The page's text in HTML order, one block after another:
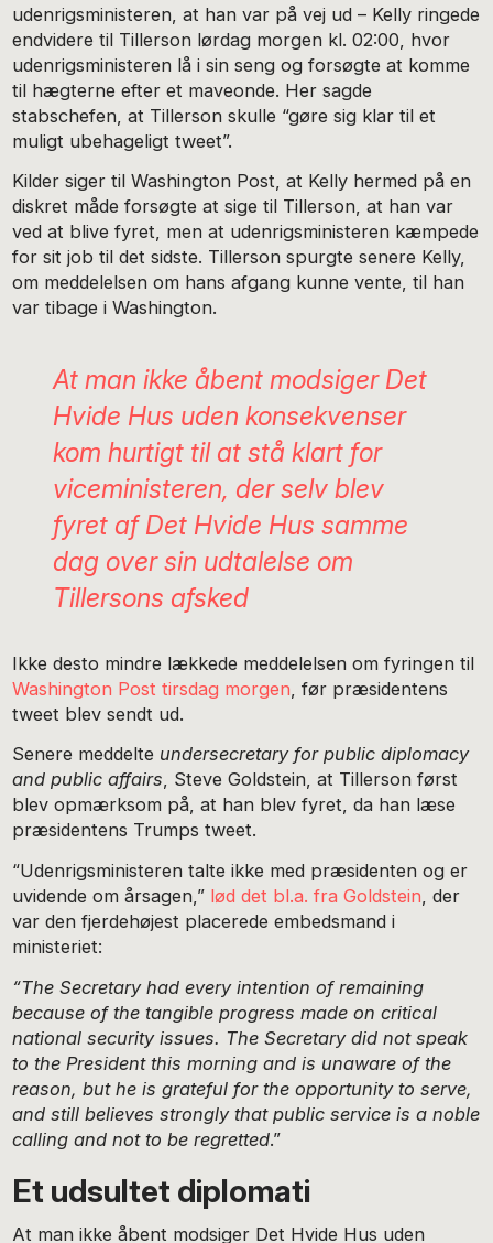
udenrigsministeren, at han var på vej ud – Kelly ringede
endvidere til Tillerson lørdag morgen kl. 02:00, hvor
udenrigsministeren lå i sin seng og forsøgte at komme
til hægterne efter et maveonde. Her sagde
stabschefen, at Tillerson skulle “gøre sig klar til et
muligt ubehageligt tweet”.
Kilder siger til Washington Post, at Kelly hermed på en
diskret måde forsøgte at sige til Tillerson, at han var
ved at blive fyret, men at udenrigsministeren kæmpede
for sit job til det sidste. Tillerson spurgte senere Kelly,
om meddelelsen om hans afgang kunne vente, til han
var tibage i Washington.
At man ikke åbent modsiger Det
Hvide Hus uden konsekvenser
kom hurtigt til at stå klart for
viceministeren, der selv blev
fyret af Det Hvide Hus samme
dag over sin udtalelse om
Tillersons afsked
Ikke desto mindre lækkede meddelelsen om fyringen til
Washington Post tirsdag morgen , før præsidentens
tweet blev sendt ud.
Senere meddelte undersecretary for public diplomacy
and public affairs, Steve Goldstein, at Tillerson først
blev opmærksom på, at han blev fyret, da han læse
præsidentens Trumps tweet.
“Udenrigsministeren talte ikke med præsidenten og er
uvidende om årsagen,” lød det bl.a. fra Goldstein, der
var den fjerdehøjest placerede embedsmand i
ministeriet:
“The Secretary had every intention of remaining
because of the tangible progress made on critical
national security issues. The Secretary did not speak
to the President this morning and is unaware of the
reason, but he is grateful for the opportunity to serve,
and still believes strongly that public service is a noble
calling and not to be regretted.”
Et udsultet diplomati
At man ikke åbent modsiger Det Hvide Hus uden